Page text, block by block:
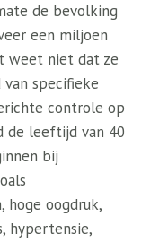
de bevolking
een miljoen
weet niet dat ze
specifieke
controle op
de leeftijd van 40
bij
hoge oogdruk,
hypertensie,